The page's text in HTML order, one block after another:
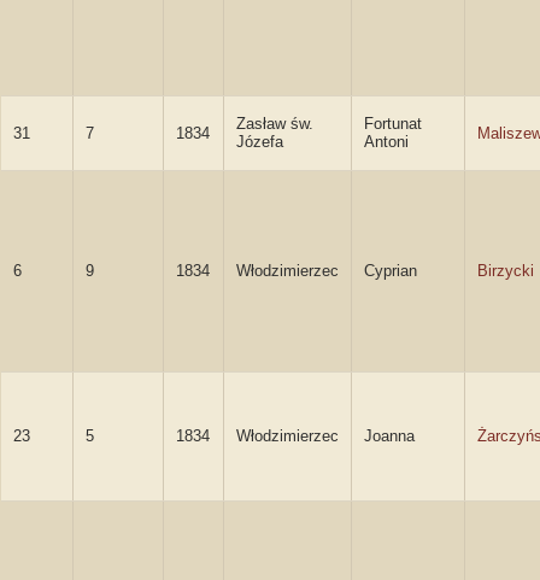
31 7 1834
Zasław św.
Józefa
Fortunat
Antoni
6 9 1834 Włodzimierzec Cyprian Birzycki
23 5 1834 Włodzimierzec Joanna